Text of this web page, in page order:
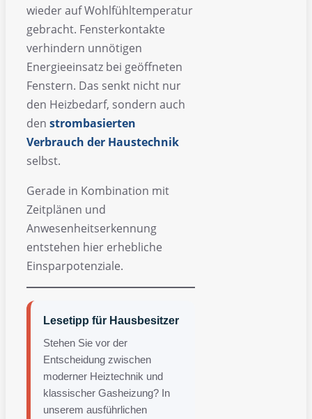
wieder auf Wohlfühltemperatur
gebracht. Fensterkontakte
verhindern unnötigen
Energieeinsatz bei geöffneten
Fenstern. Das senkt nicht nur
den Heizbedarf, sondern auch
den strombasierten
Verbrauch der Haustechnik
selbst.
Gerade in Kombination mit
Zeitplänen und
Anwesenheitserkennung
entstehen hier erhebliche
Einsparpotenziale.
Lesetipp für Hausbesitzer
Stehen Sie vor der
Entscheidung zwischen
moderner Heiztechnik und
klassischer Gasheizung? In
unserem ausführlichen